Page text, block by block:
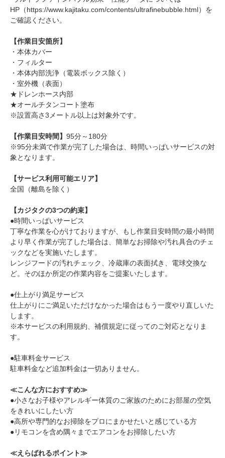
HP（https://www.kajitaku.com/contents/ultrafinebubble.html）を
ご確認ください。
【作業目安箇所】
・本体カバー
・フィルター
・本体内部洗浄（電装ボックス除く）
・室外機（表面）
★ドレンホース内部
★オールチタンコート塗布
※設置高さ3メートル以上は対象外です。
【作業目安時間】 95分～180分
※95分未満で作業が完了した場合は、時間いっぱいサービスの対
象となります。
【サービス利用可能エリア】
全国（離島を除く）
【カジタクの3つの約束】
●時間いっぱいサービス
丁寧な作業を心がけておりますが、もし作業目安時間の最小時間
より早く作業が完了した場合は、簡単なお掃除や汚れ具合のチェ
ックなどを実施いたします。
レンジフードの汚れチェック、冷蔵庫の表面拭き、電球交換な
ど。そのほか所定の作業内容をご提案いたします。
●仕上がり満足サービス
仕上がりにご満足いただけなかった場合はもう一度やり直しいた
します。
※本サービスの利用規約、補償規定に従ってのご対応となりま
す。
●駐車料金サービス
駐車料金など追加料金は一切ありません。
≪こんな方におすすめ≫
●小さなお子様やアレルギー体質のご家族のためにお部屋の空気
をきれいにしたい方
●高所や専門的なお掃除をプロにまかせたいと感じている方
●リモコンを含め隅々までエアコンをお掃除したい方
≪えらばれるポイント≫